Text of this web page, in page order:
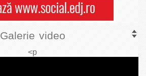
Galerie video
<p